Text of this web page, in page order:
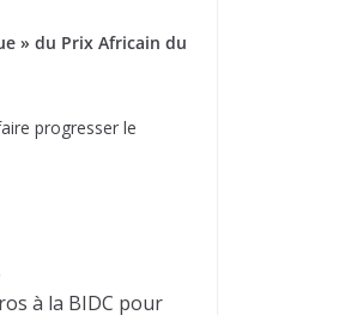
» du Prix Africain du
progresser le
à la BIDC pour